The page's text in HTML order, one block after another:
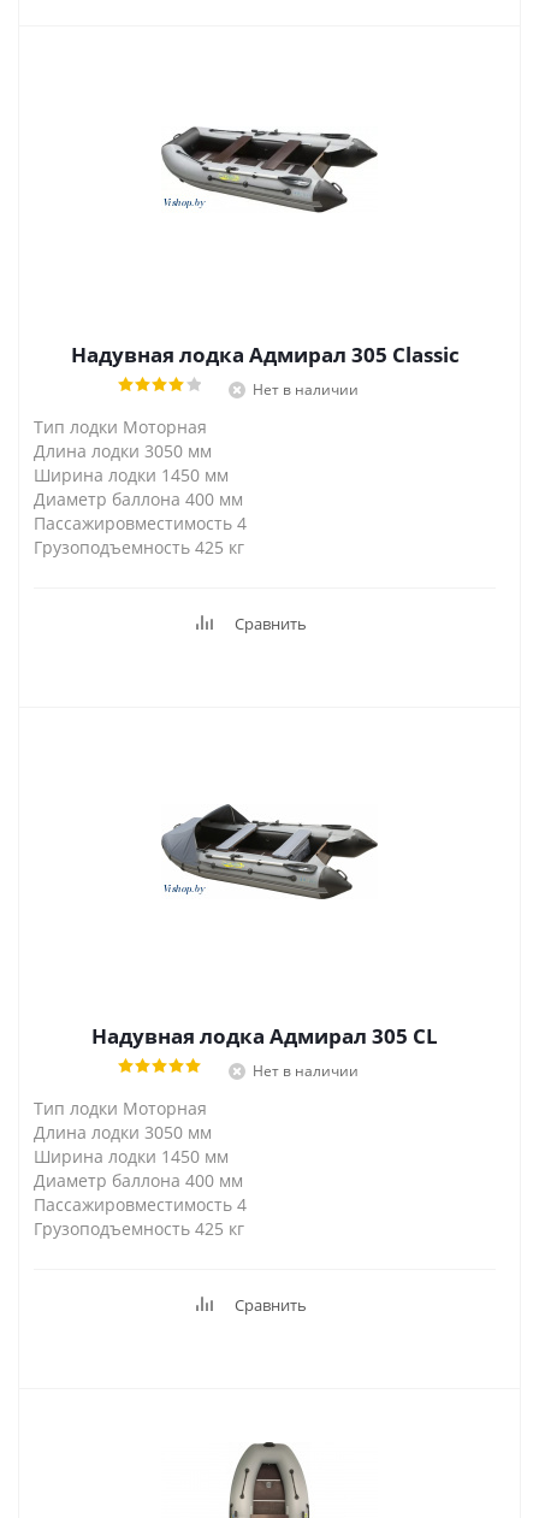
Надувная лодка Адмирал 305 Classic
Нет в наличии
Тип лодки Моторная
Длина лодки 3050 мм
Ширина лодки 1450 мм
Диаметр баллона 400 мм
Пассажировместимость 4
Грузоподъемность 425 кг
Сравнить
Надувная лодка Адмирал 305 CL
Нет в наличии
Тип лодки Моторная
Длина лодки 3050 мм
Ширина лодки 1450 мм
Диаметр баллона 400 мм
Пассажировместимость 4
Грузоподъемность 425 кг
Сравнить